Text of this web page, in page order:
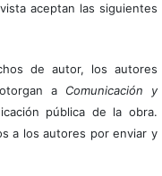
aceptan las siguientes
de autor, los autores
a Comunicación y
pública de la obra.
a los autores por enviar y